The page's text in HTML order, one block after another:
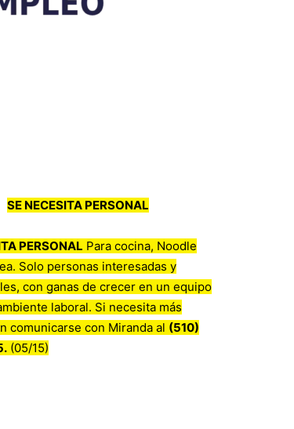
SE NECESITA PERSONAL
PERSONAL Para cocina, Noodle
Solo personas interesadas y
con ganas de crecer en un equipo
laboral. Si necesita más
comunicarse con Miranda al (510)
(05/15)